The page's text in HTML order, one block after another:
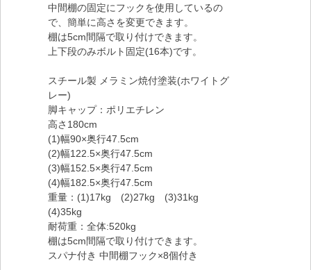
中間棚の固定にフックを使用しているの
で、簡単に高さを変更できます。
棚は5cm間隔で取り付けできます。
上下段のみボルト固定(16本)です。
スチール製 メラミン焼付塗装(ホワイトグ
レー)
脚キャップ：ポリエチレン
高さ180cm
(1)幅90×奥行47.5cm
(2)幅122.5×奥行47.5cm
(3)幅152.5×奥行47.5cm
(4)幅182.5×奥行47.5cm
重量：(1)17kg (2)27kg (3)31kg
(4)35kg
耐荷重：全体:520kg
棚は5cm間隔で取り付けできます。
スパナ付き 中間棚フック×8個付き